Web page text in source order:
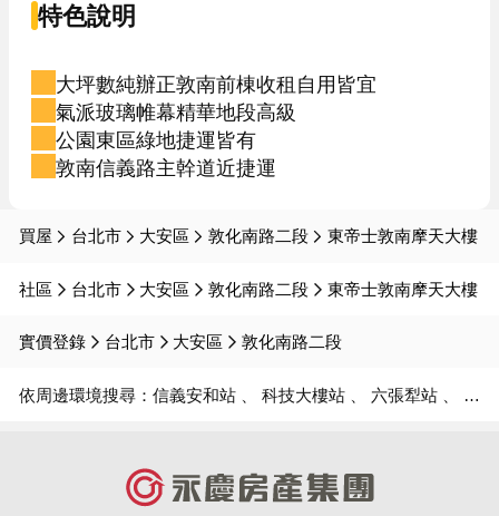
特色說明
大坪數純辦正敦南前棟收租自用皆宜
氣派玻璃帷幕精華地段高級
公園東區綠地捷運皆有
敦南信義路主幹道近捷運
買屋 台北市 大安區 敦化南路二段 東帝士敦南摩天大樓
社區 台北市 大安區 敦化南路二段 東帝士敦南摩天大樓
實價登錄 台北市 大安區 敦化南路二段
依周邊環境搜尋： 信義安和站 科技大樓站 六張犁站